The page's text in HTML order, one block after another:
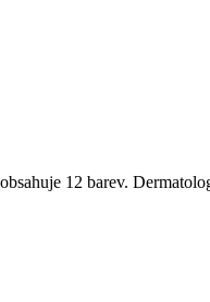
12 barev.